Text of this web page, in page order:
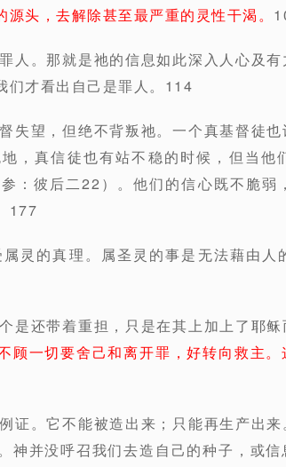
头，去解除甚至最严重的灵性干渴。
人。那就是祂的信息如此深入人心及
们才看出自己是罪人。114
失望，但绝不背叛祂。一个真基督徒也
，真信徒也有站不稳的时候，但当他
：彼后二22）。他们的信心既不脆弱
177
灵的真理。属圣灵的事是无法藉由人
是还带着重担，只是在其上加上了耶稣
顾一切要舍己和离开罪，好转向救主
证。它不能被造出来；只能再生产出
神并没呼召我们去造自己的种子，或信